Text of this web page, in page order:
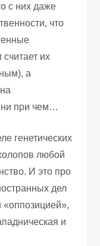
с них даже
что
считает их
а
ни при чем…
генетических
любой
И это про
дел
«оппозицией»,
и